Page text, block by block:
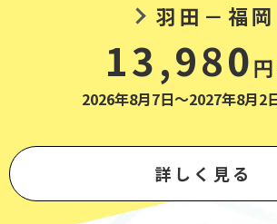
羽田－福岡
13,980
2026年8月7日～2027年8月2
詳しく見る